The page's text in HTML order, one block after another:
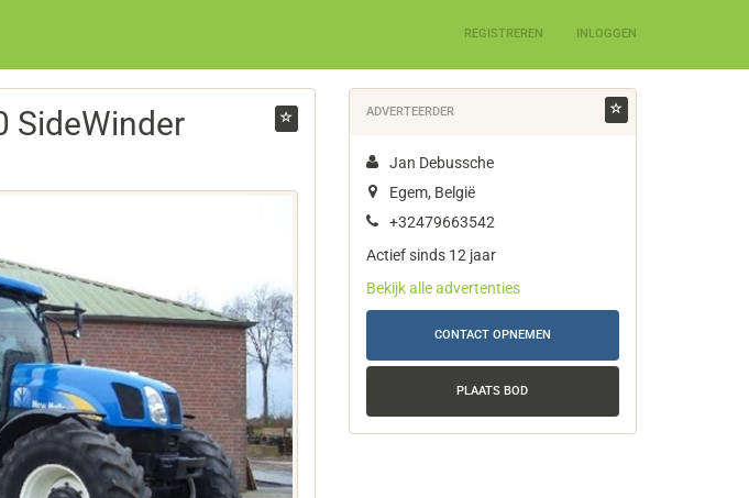
REGISTREREN INLOGGEN
SideWinder ADVERTEERDER
Jan Debussche
Egem, België
+32479663542
Actief sinds 12 jaar
Bekijk alle advertenties
CONTACT OPNEMEN
PLAATS BOD